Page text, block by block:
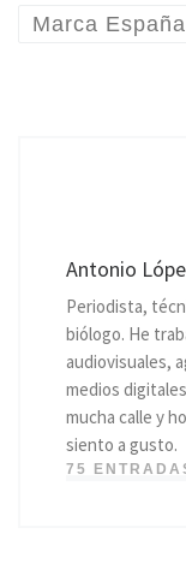
Marca España
Antonio
Periodista,
biólogo. He
audiovisuales,
medios
mucha calle y
siento a gusto.
75